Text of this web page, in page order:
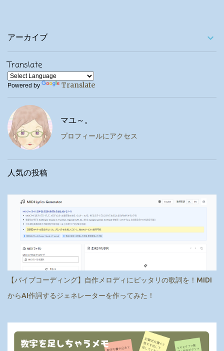
アーカイブ
Translate
Powered by Translate
マユ～。
プロフィールにアクセス
人気の投稿
【バイブコーディング】自作メロディにピッタリの歌詞を！MIDI
からAI作詞するジェネレーターを作ってみた！